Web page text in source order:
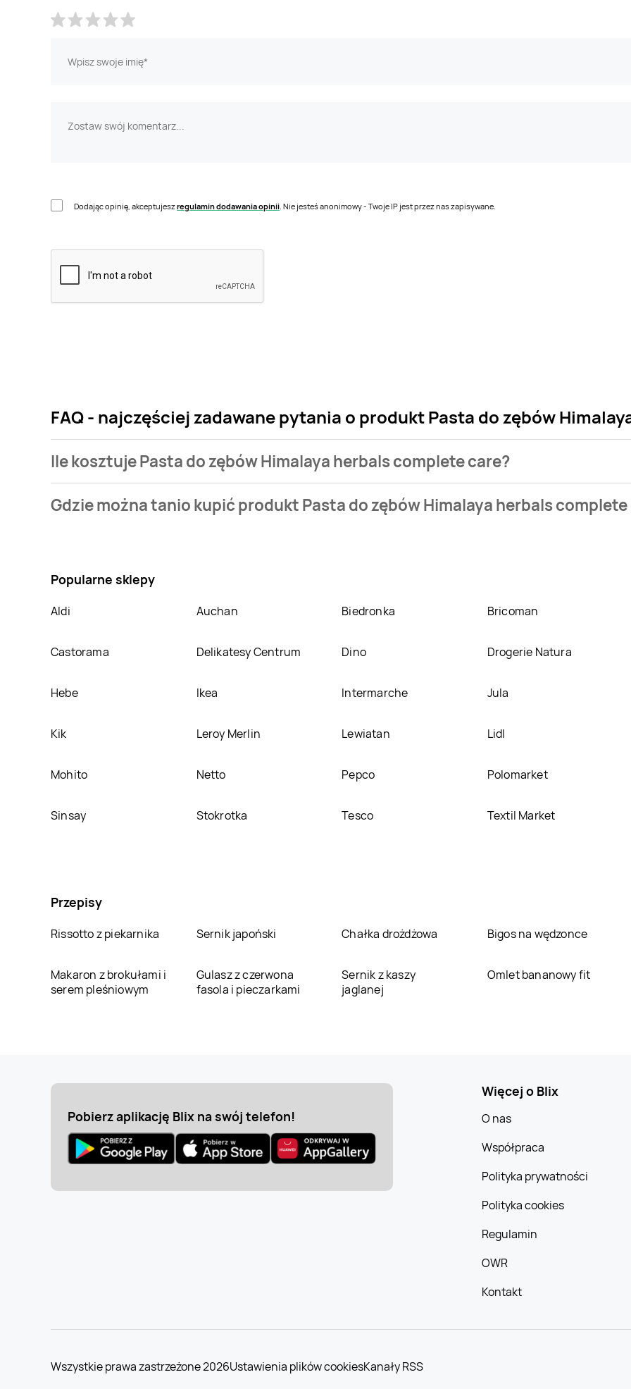
Dodając opinię, akceptujeszregulamin dodawania opinii . Nie jesteś anonimowy - Twoje IP jest przez nas zapisywane.
FAQ - najczęściej zadawane pytania o produkt Pasta do zębów
Ile kosztuje Pasta do zębów Himalaya herbals complete care?
Najtańsza oferta, jaką mamy w naszej bazie jest z sieciCarrefour. Pasta do zębów Himalaya herbals complete
Gdzie można tanio kupić produkt Pasta do zębów Himalaya herbals complete
Popularne sklepy
Aldi Auchan Biedronka Bricoman
Castorama Delikatesy Centrum Dino Drogerie Natura
Hebe Ikea Intermarche Jula
Kik Leroy Merlin Lewiatan Lidl
Mohito Netto Pepco Polomarket
Sinsay Stokrotka Tesco Textil Market
Przepisy
Rissotto z piekarnika Sernik japoński Chałka drożdżowa Bigos na wędzonce
Makaron z brokułami i
serem pleśniowym
Gulasz z czerwona
fasola i pieczarkami
Sernik z kaszy
jaglanej
Omlet bananowy fit
Pobierz aplikację Blix na swój telefon!
Więcej o Blix
O nas
Współpraca
Polityka prywatności
Polityka cookies
Regulamin
OWR
Kontakt
Wszystkie prawa zastrzeżone 2026Ustawienia plików cookiesKanały RSS